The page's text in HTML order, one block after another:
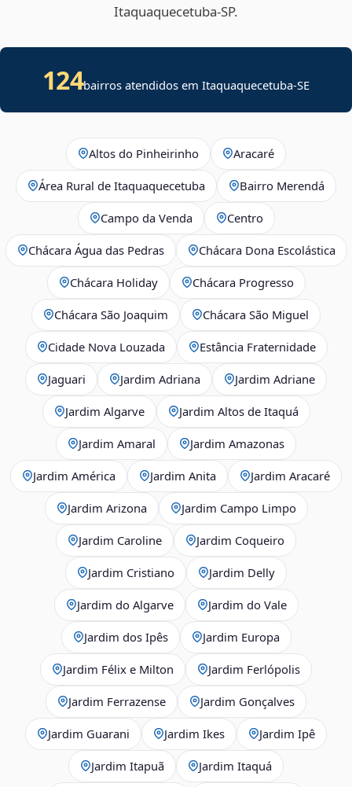
Itaquaquecetuba‑SP.
124bairros atendidos emItaquaquecetuba-SE
Altos do Pinheirinho Aracaré
Área Rural de Itaquaquecetuba Bairro Merendá
Campo da Venda Centro
Chácara Água das Pedras Chácara Dona Escolástica
Chácara Holiday Chácara Progresso
Chácara São Joaquim Chácara São Miguel
Cidade Nova Louzada Estância Fraternidade
Jaguari Jardim Adriana Jardim Adriane
Jardim Algarve Jardim Altos de Itaquá
Jardim Amaral Jardim Amazonas
Jardim América Jardim Anita Jardim Aracaré
Jardim Arizona Jardim Campo Limpo
Jardim Caroline Jardim Coqueiro
Jardim Cristiano Jardim Delly
Jardim do Algarve Jardim do Vale
Jardim dos Ipês Jardim Europa
Jardim Félix e Milton Jardim Ferlópolis
Jardim Ferrazense Jardim Gonçalves
Jardim Guarani Jardim Ikes Jardim Ipê
Jardim Itapuã Jardim Itaquá